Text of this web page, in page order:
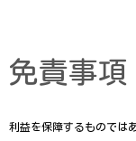
免責事項
利益を保障するものでは